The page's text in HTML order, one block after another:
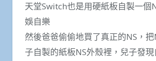
天堂Switch也是用硬紙板自製一個
娛自樂
然後爸爸偷偷地買了真正的NS，把
子自製的紙板NS外殼裡，兒子發現